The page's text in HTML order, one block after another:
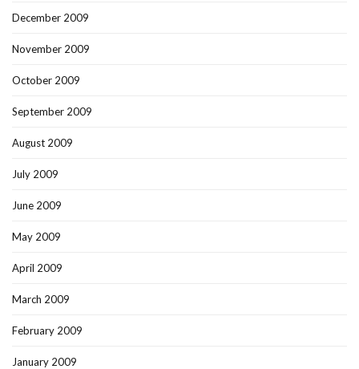
December 2009
November 2009
October 2009
September 2009
August 2009
July 2009
June 2009
May 2009
April 2009
March 2009
February 2009
January 2009